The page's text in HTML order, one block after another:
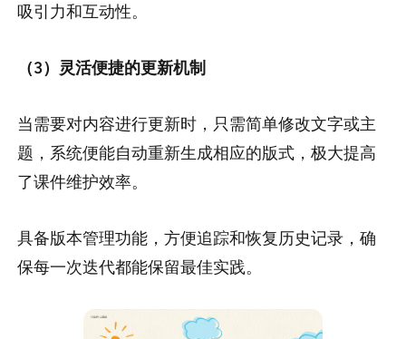
吸引力和互动性。
（3）灵活便捷的更新机制
当需要对内容进行更新时，只需简单修改文字或主
题，系统便能自动重新生成相应的版式，极大提高
了课件维护效率。
具备版本管理功能，方便追踪和恢复历史记录，确
保每一次迭代都能保留最佳实践。